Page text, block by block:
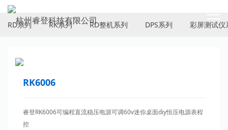
PRODUCTS
RD系列 RK系列 RD整机系列 DPS系列 彩屏测试仪
RK6006
睿登RK6006可编程直流稳压电源可调60v迷你桌面diy恒压电源表程
控